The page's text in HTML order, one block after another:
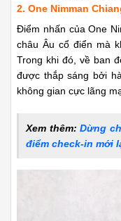
2. One Nimman
Điểm nhấn của One
châu Âu cổ điển mà
Trong khi đó, về ban
được thắp sáng bởi
không gian cực lãng
Xem thêm:Dừng
điểm check-in mới